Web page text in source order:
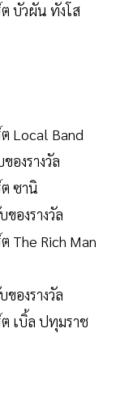
บัวผัน ทังโส
Local Band
องรางวัล
ซานิ
องรางวัล
The Rich Man
องรางวัล
เบิ้ล ปทุมราช